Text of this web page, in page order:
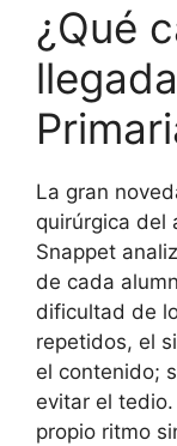
¿Qué
La gran
quirúrgica del
Snappet
de cada
dificultad de
repetidos, el
el contenido;
evitar el
propio ritmo